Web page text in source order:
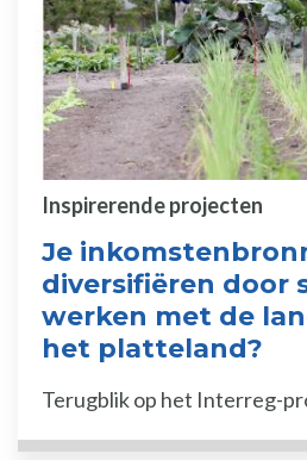
Je
diversifiëren door
werken met de
het platteland?
Inspirerende projecten
Terugblik op het Interreg-